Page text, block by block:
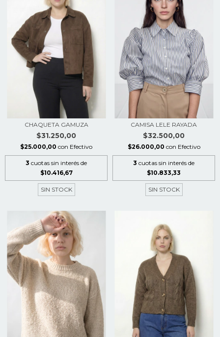
CHAQUETA GAMUZA
$31.250,00
$25.000,00 con Efectivo
3 cuotas sin interés de
$10.416,67
SIN STOCK
CAMISA LELE RAYADA
$32.500,00
$26.000,00 con Efectivo
3 cuotas sin interés de
$10.833,33
SIN STOCK